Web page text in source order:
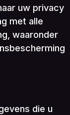
uw privacy
met alle
waaronder
die u